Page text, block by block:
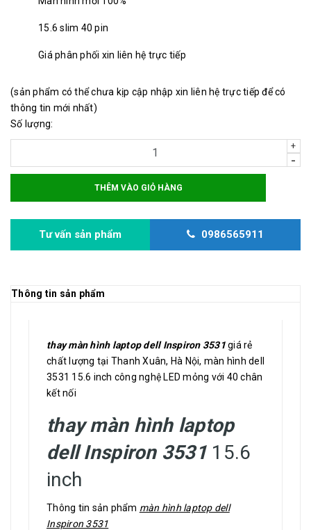
15.6 slim 40 pin
Giá phân phối xin liên hệ trực tiếp
(sản phẩm có thể chưa kịp cập nhập xin liên hệ trực tiếp để có
thông tin mới nhất)
Số lượng:
+
-
THÊM VÀO GIỎ HÀNG
Tư vấn sản phẩm 0986565911
Thông tin sản phẩm
thay màn hình laptop dell Inspiron 3531giá rẻ
chất lượng tại Thanh Xuân, Hà Nội, màn hình dell
3531 15.6 inch công nghệ LED mỏng với 40 chân
kết nối
thay màn hình laptop
dell Inspiron 3531 15.6
inch
Thông tin sản phẩm màn hình laptop dell
Inspiron 3531